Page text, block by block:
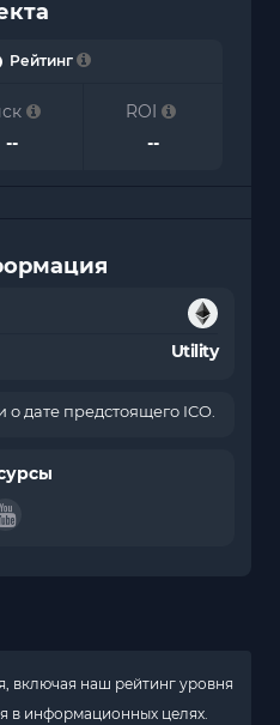
Рейтинг
--
ROI
--
Utility
дате предстоящего ICO.
включая наш рейтинг уровня
в информационных целях.